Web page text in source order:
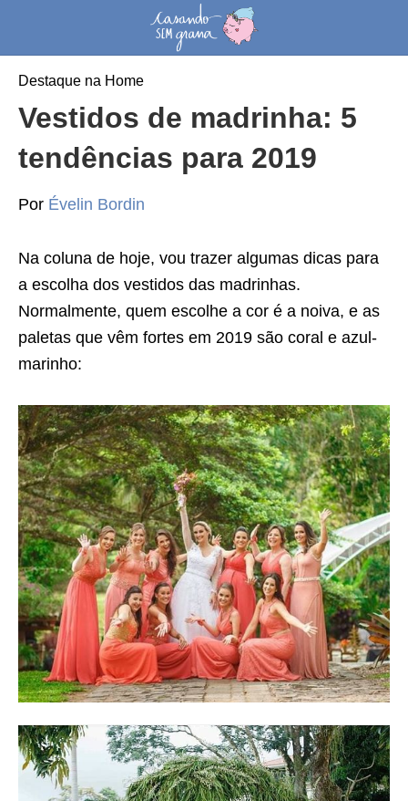
Destaque na Home
Vestidos de madrinha: 5
tendências para 2019
Por Évelin Bordin
Na coluna de hoje, vou trazer algumas dicas para
a escolha dos vestidos das madrinhas.
Normalmente, quem escolhe a cor é a noiva, e as
paletas que vêm fortes em 2019 são coral e azul-
marinho: